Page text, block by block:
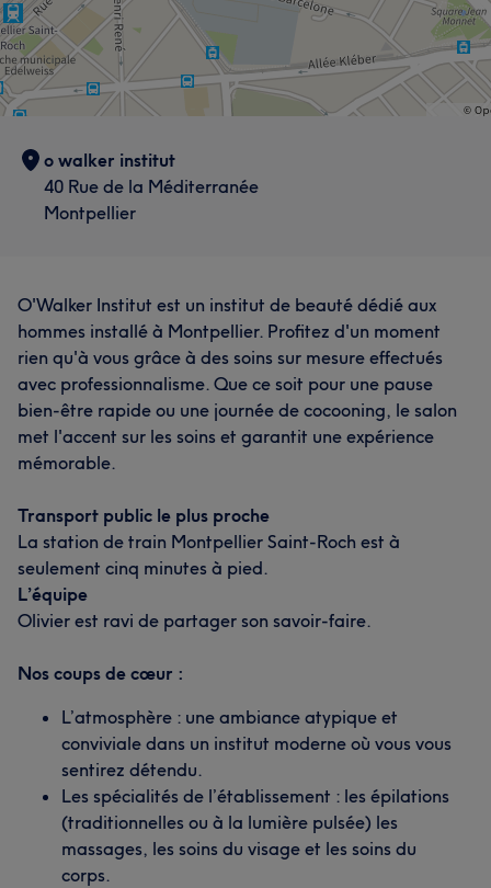
o walker institut
40 Rue de la Méditerranée
Montpellier
O'Walker Institut est un institut de beauté dédié aux
hommes installé à Montpellier. Profitez d'un moment
rien qu'à vous grâce à des soins sur mesure effectués
avec professionnalisme. Que ce soit pour une pause
bien-être rapide ou une journée de cocooning, le salon
met l'accent sur les soins et garantit une expérience
mémorable.
Transport public le plus proche
La station de train Montpellier Saint-Roch est à
seulement cinq minutes à pied.
L’équipe
Olivier est ravi de partager son savoir-faire.
Nos coups de cœur :
L’atmosphère : une ambiance atypique et
conviviale dans un institut moderne où vous vous
sentirez détendu.
Les spécialités de l’établissement : les épilations
(traditionnelles ou à la lumière pulsée) les
massages, les soins du visage et les soins du
corps.